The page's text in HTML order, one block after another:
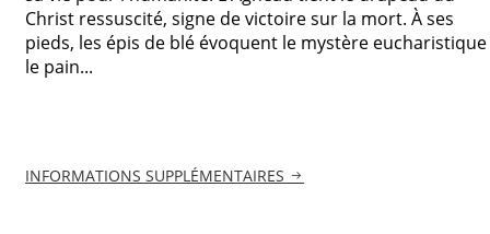
Christ ressuscité, signe de victoire sur la mort. À ses
pieds, les épis de blé évoquent le mystère eucharistique
le pain...
INFORMATIONS SUPPLÉMENTAIRES